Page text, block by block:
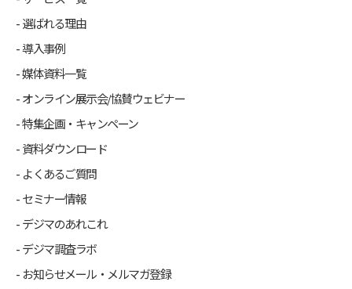
選ばれる理由
導入事例
媒体資料一覧
オンライン展示会/協賛ウェビナー
特集企画・キャンペーン
資料ダウンロード
よくあるご質問
セミナー情報
デジマのあれこれ
デジマ調査ラボ
お知らせメール・メルマガ登録